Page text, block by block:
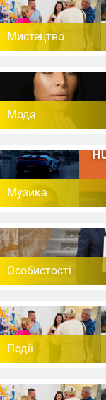
Мистецтво
Мода
Музика
Особистості
Події